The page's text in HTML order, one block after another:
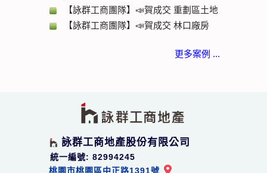
【詠群工商團隊】📣賀成交 重劃區土地
【詠群工商團隊】📣賀成交 林口廠房
更多案例 ...
詠群工商地產股份有限公司
統一編號: 82994245
桃園市桃園區中正路1391號